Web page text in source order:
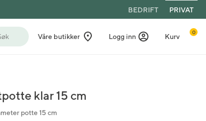
BEDRIFT PRIVAT
Våre butikker Logg inn Kurv
0
klar 15 cm
potte 15 cm